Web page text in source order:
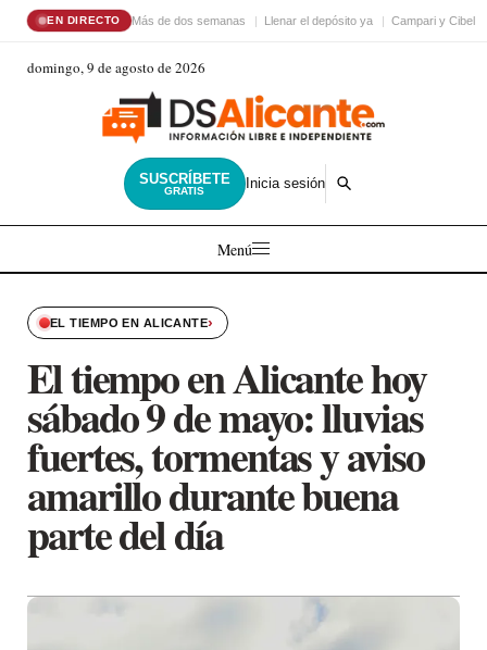
EN DIRECTO Más de dos semanas Llenar el depósito ya Campari y
domingo, 9 de agosto de 2026
SUSCRÍBETE
GRATIS Inicia sesión
Menú
EL TIEMPO EN ALICANTE›
El tiempo en Alicante hoy
sábado 9 de mayo: lluvias
fuertes, tormentas y aviso
amarillo durante buena
parte del día